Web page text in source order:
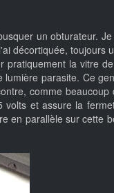
un obturateur.
décortiquée, toujours
la vitre
parasite. Ce
comme beaucoup
et assure la
en parallèle sur cette